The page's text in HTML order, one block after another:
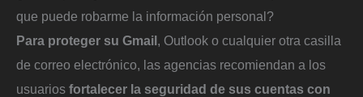
que puede robarme la información personal?
Para proteger su Gmail, Outlook o cualquier otra casilla
de correo electrónico, las agencias recomiendan a los
usuarios fortalecer la seguridad de sus cuentas con